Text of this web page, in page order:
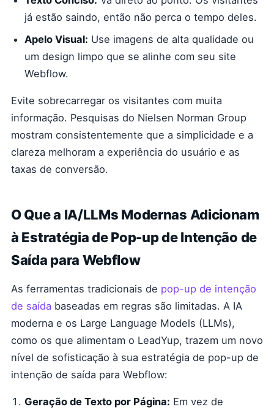
já estão saindo, então não perca o tempo deles.
Apelo Visual: Use imagens de alta qualidade ou
um design limpo que se alinhe com seu site
Webflow.
Evite sobrecarregar os visitantes com muita
informação. Pesquisas do Nielsen Norman Group
mostram consistentemente que a simplicidade e a
clareza melhoram a experiência do usuário e as
taxas de conversão.
O Que a IA/LLMs Modernas Adicionam
à Estratégia de Pop-up de Intenção de
Saída para Webflow
As ferramentas tradicionais de pop-up de intenção
de saída baseadas em regras são limitadas. A IA
moderna e os Large Language Models (LLMs),
como os que alimentam o LeadYup, trazem um novo
nível de sofisticação à sua estratégia de pop-up de
intenção de saída para Webflow:
Geração de Texto por Página: Em vez de